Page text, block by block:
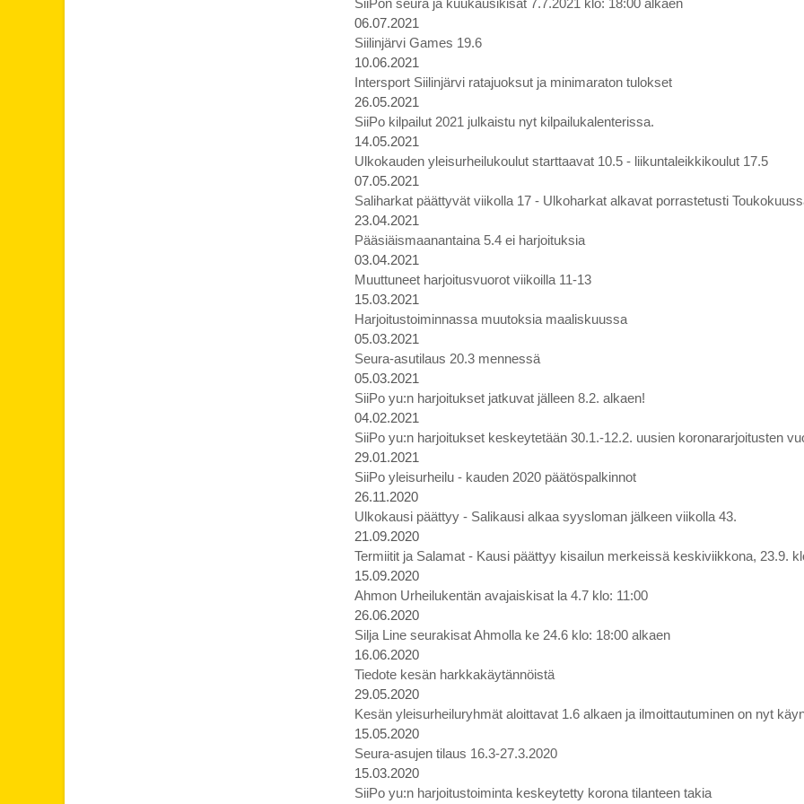
SiiPon seura ja kuukausikisat 7.7.2021 klo: 18:00 alkaen
06.07.2021
Siilinjärvi Games 19.6
10.06.2021
Intersport Siilinjärvi ratajuoksut ja minimaraton tulokset
26.05.2021
SiiPo kilpailut 2021 julkaistu nyt kilpailukalenterissa.
14.05.2021
Ulkokauden yleisurheilukoulut starttaavat 10.5 - liikuntaleikkikoulut 17.5
07.05.2021
Saliharkat päättyvät viikolla 17 - Ulkoharkat alkavat porrastetusti
23.04.2021
Pääsiäismaanantaina 5.4 ei harjoituksia
03.04.2021
Muuttuneet harjoitusvuorot viikoilla 11-13
15.03.2021
Harjoitustoiminnassa muutoksia maaliskuussa
05.03.2021
Seura-asutilaus 20.3 mennessä
05.03.2021
SiiPo yu:n harjoitukset jatkuvat jälleen 8.2. alkaen!
04.02.2021
SiiPo yu:n harjoitukset keskeytetään 30.1.-12.2. uusien koronararjoitusten
29.01.2021
SiiPo yleisurheilu - kauden 2020 päätöspalkinnot
26.11.2020
Ulkokausi päättyy - Salikausi alkaa syysloman jälkeen viikolla 43.
21.09.2020
Termiitit ja Salamat - Kausi päättyy kisailun merkeissä keskiviikkona, 23.9.
15.09.2020
Ahmon Urheilukentän avajaiskisat la 4.7 klo: 11:00
26.06.2020
Silja Line seurakisat Ahmolla ke 24.6 klo: 18:00 alkaen
16.06.2020
Tiedote kesän harkkakäytännöistä
29.05.2020
Kesän yleisurheiluryhmät aloittavat 1.6 alkaen ja ilmoittautuminen on nyt
15.05.2020
Seura-asujen tilaus 16.3-27.3.2020
15.03.2020
SiiPo yu:n harjoitustoiminta keskeytetty korona tilanteen takia